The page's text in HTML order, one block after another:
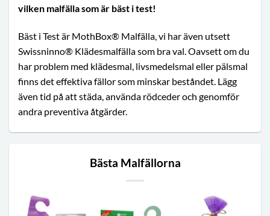
vilken malfälla som är bäst i test!
Bäst i Test är MothBox® Malfälla, vi har även utsett
Swissninno® Klädesmalfälla som bra val. Oavsett om du
har problem med klädesmal, livsmedelsmal eller pälsmal
finns det effektiva fällor som minskar beståndet. Lägg
även tid på att städa, använda rödceder och genomför
andra preventiva åtgärder.
Bästa Malfällorna